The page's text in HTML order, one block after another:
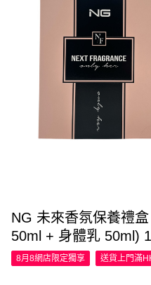
NG 未來香氛保養禮
50ml + 身體乳 50ml)
8月8網店限定獨享 送貨上門滿